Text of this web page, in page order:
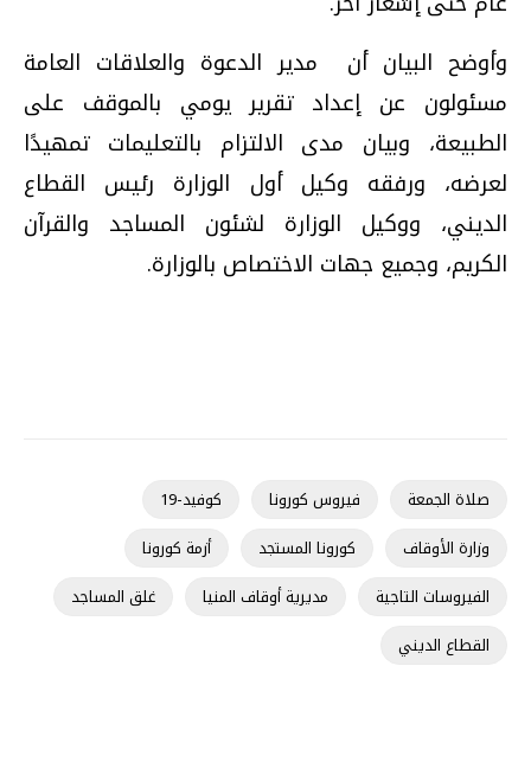
وأوضح البيان أن مدير الدعوة والعلاقات العامة
مسئولون عن إعداد تقرير يومي بالموقف على
الطبيعة، وبيان مدى الالتزام بالتعليمات تمهيدًا
لعرضه، ورفقه وكيل أول الوزارة رئيس القطاع
الديني، ووكيل الوزارة لشئون المساجد والقرآن
الكريم، وجميع جهات الاختصاص بالوزارة.
صلاة الجمعة فيروس كورونا
كوفيد-19
وزارة الأوقاف
كورونا المستجد
أزمة كورونا
الفيروسات التاجية
مديرية أوقاف المنيا
غلق المساجد
القطاع الديني